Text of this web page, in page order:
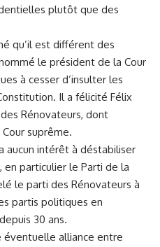
plutôt​ que des
qu’il est différent des
le président ⁤de la Cour
à cesser d’insulter les
Il ‍a félicité Félix
Rénovateurs, dont
suprême.
aucun intérêt à déstabiliser
particulier⁤ le Parti de la
le parti des Rénovateurs à
partis politiques en
30 ans.
éventuelle alliance⁣ entre